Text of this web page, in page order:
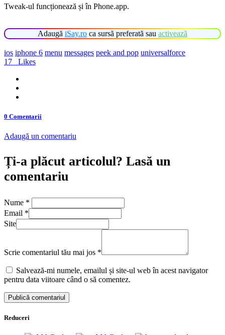
Tweak-ul funcționează și în Phone.app.
Adaugă iSay.ro ca sursă preferată sau activează
ios iphone 6 menu messages peek and pop universalforce
17
Likes
0 Comentarii
Adaugă un comentariu
Ți-a plăcut articolul? Lasă un
comentariu
Nume *
Email *
Site
Scrie comentariul tău mai jos *
Salvează-mi numele, emailul și site-ul web în acest navigator
pentru data viitoare când o să comentez.
Reduceri